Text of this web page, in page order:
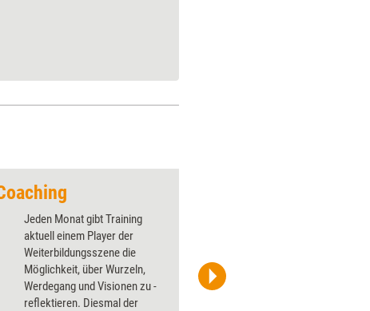
Jeden Monat gibt Training
aktuell einem Player der
Weiterbildungsszene die
Möglichkeit, über Wurzeln,
Werdegang und Visionen zu ­
reflektieren. Diesmal der
Uschi Mattke